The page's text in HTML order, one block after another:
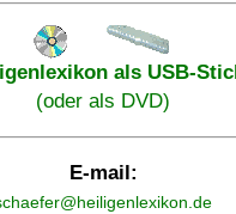
als USB-
(oder als DVD)
E-mail: